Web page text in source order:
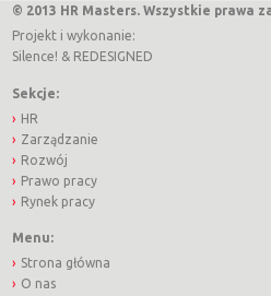
© 2013 HR Masters. Wszystkie prawa
Projekt i wykonanie:
Silence! & REDESIGNED
Sekcje:
HR
Zarządzanie
Rozwój
Prawo pracy
Rynek pracy
Menu:
Strona główna
O nas